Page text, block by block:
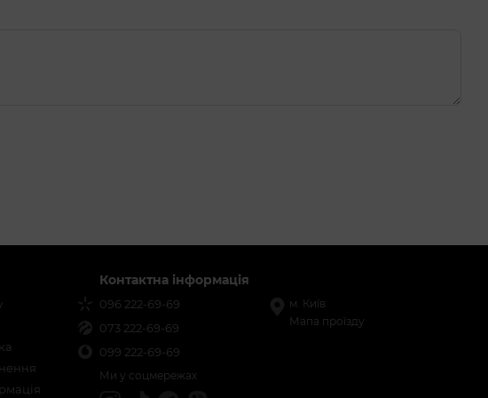
Контактна інформація
096 222-69-69
073 222-69-69
099 222-69-69
м. Київ
Мапа проїзду
Ми у соцмережах